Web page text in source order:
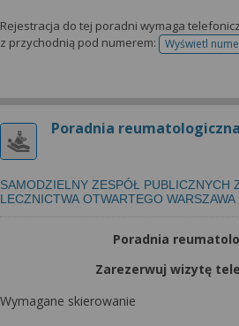
Rejestracja do tej poradni wymaga
z przychodnią pod numerem:
Wyświetl
Poradnia reumatologiczna
SAMODZIELNY ZESPÓŁ PUBLICZNYCH
LECZNICTWA OTWARTEGO
Poradnia
Zarezerwuj wizytę
Wymagane skierowanie